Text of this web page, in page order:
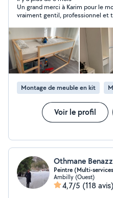
Un grand merci à Karim pour le
vraiment gentil, professionnel et
aux petits détails, ce qui fait
contente du résultat Je
Montage de meuble en kit
Voir le profil
Othmane
Peintre (Multi-
Ambilly (Ouest)
4,7/5 (118 avis)